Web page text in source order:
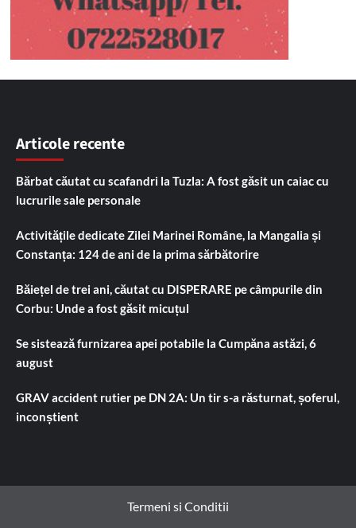
Articole recente
Bărbat căutat cu scafandri la Tuzla: A fost găsit un caiac cu
lucrurile sale personale
Activitățile dedicate Zilei Marinei Române, la Mangalia și
Constanța: 124 de ani de la prima sărbătorire
Băiețel de trei ani, căutat cu DISPERARE pe câmpurile din
Corbu: Unde a fost găsit micuțul
Se sistează furnizarea apei potabile la Cumpăna astăzi, 6
august
GRAV accident rutier pe DN 2A: Un tir s-a răsturnat, șoferul,
inconștient
Termeni si Conditii